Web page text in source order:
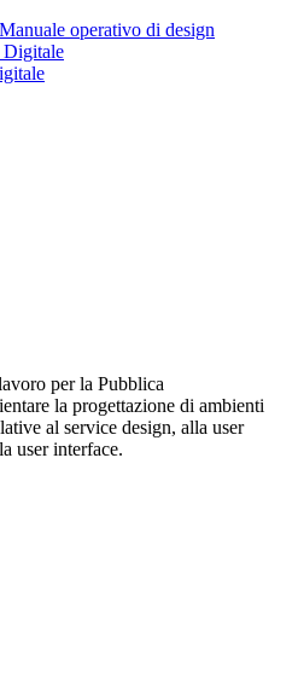
operativo di design
per la Pubblica
la progettazione di ambienti
al service design, alla user
user interface.